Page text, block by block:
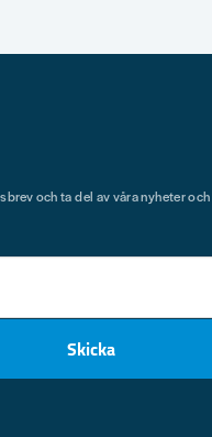
Skicka
och ta del av våra nyheter